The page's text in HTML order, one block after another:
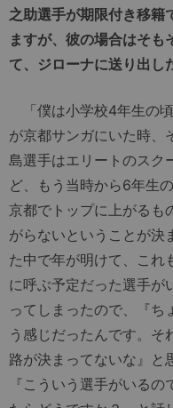
之助選手が期限付き移籍
ますが、彼の場合はそも
て、ジローナに送り出し
「僕は小学校4年生の
が京都サンガにいた時、
島選手はエリートのスク
ど、もう当時から6年生
京都でトップに上がるも
がらないということが決
た中で年が明けて、これ
に呼ぶ予定だった選手が
ってしまったので、『ち
う感じだったんです。そ
路が決まってないな』と
『こういう選手がいる